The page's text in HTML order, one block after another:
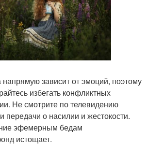
зависит от эмоций, поэтому
избегать конфликтных
Не смотрите по телевидению
о насилии и жестокости.
эфемерным бедам
истощает.